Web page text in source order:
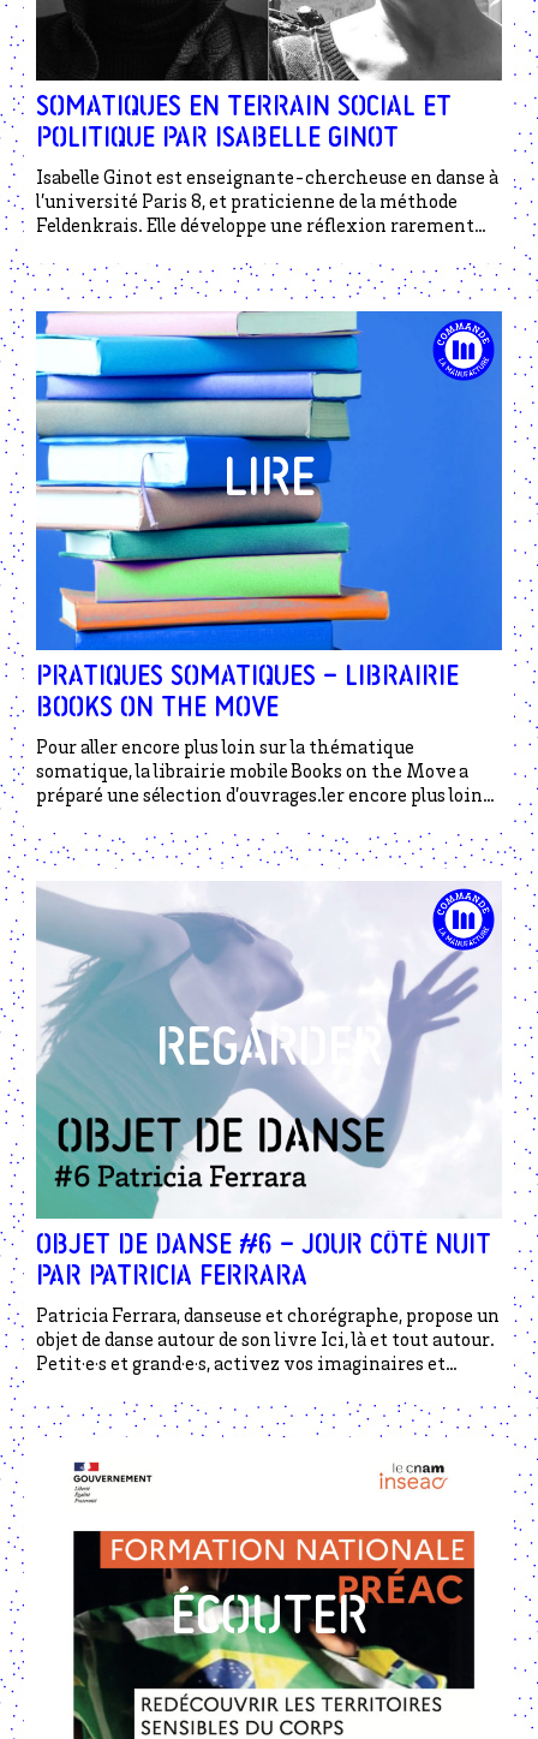
Somatiques en terrain social et
politique par Isabelle Ginot
Isabelle Ginot est enseignante-chercheuse en danse à
l’université Paris 8, et praticienne de la méthode
Feldenkrais. Elle développe une réflexion rarement
et questions sociales.
PRATIQUES SOMATIQUES – LIBRAIRIE
BOOKS ON THE MOVE
Pour aller encore plus loin sur la thématique
somatique, la librairie mobile Books on the Move a
préparé une sélection d’ouvrages.ler encore plus loin
on the Move a préparé une sélection d’ouvrages.
Objet de danse #6 – Jour côté nuit
par Patricia Ferrara
Patricia Ferrara, danseuse et chorégraphe, propose un
objet de danse autour de son livre Ici, là et tout autour.
Petit·e·s et grand·e·s, activez vos imaginaires et